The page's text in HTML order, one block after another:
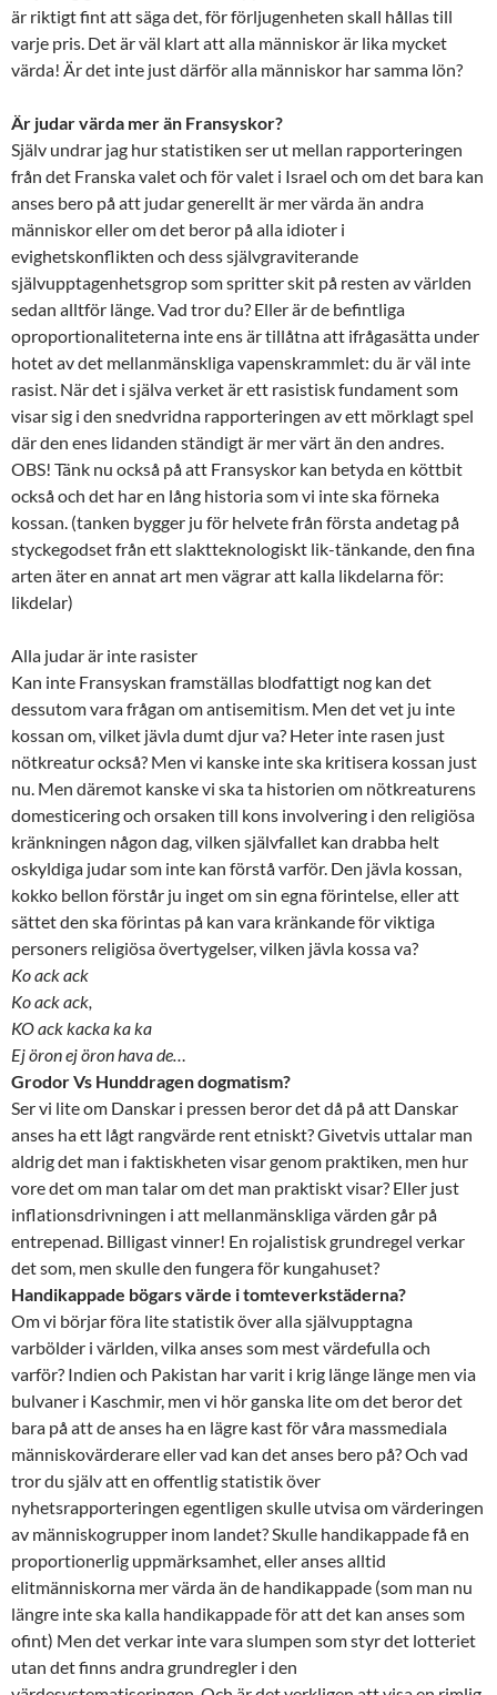
är riktigt fint att säga det, för förljugenheten skall hållas till
varje pris. Det är väl klart att alla människor är lika mycket
värda! Är det inte just därför alla människor har samma lön?
Är judar värda mer än Fransyskor?
Själv undrar jag hur statistiken ser ut mellan rapporteringen
från det Franska valet och för valet i Israel och om det bara kan
anses bero på att judar generellt är mer värda än andra
människor eller om det beror på alla idioter i
evighetskonflikten och dess självgraviterande
självupptagenhetsgrop som spritter skit på resten av världen
sedan alltför länge. Vad tror du? Eller är de befintliga
oproportionaliteterna inte ens är tillåtna att ifrågasätta under
hotet av det mellanmänskliga vapenskrammlet: du är väl inte
rasist. När det i själva verket är ett rasistisk fundament som
visar sig i den snedvridna rapporteringen av ett mörklagt spel
där den enes lidanden ständigt är mer värt än den andres.
OBS! Tänk nu också på att Fransyskor kan betyda en köttbit
också och det har en lång historia som vi inte ska förneka
kossan. (tanken bygger ju för helvete från första andetag på
styckegodset från ett slaktteknologiskt lik-tänkande, den fina
arten äter en annat art men vägrar att kalla likdelarna för:
likdelar)
Alla judar är inte rasister
Kan inte Fransyskan framställas blodfattigt nog kan det
dessutom vara frågan om antisemitism. Men det vet ju inte
kossan om, vilket jävla dumt djur va? Heter inte rasen just
nötkreatur också? Men vi kanske inte ska kritisera kossan just
nu. Men däremot kanske vi ska ta historien om nötkreaturens
domesticering och orsaken till kons involvering i den religiösa
kränkningen någon dag, vilken självfallet kan drabba helt
oskyldiga judar som inte kan förstå varför. Den jävla kossan,
kokko bellon förstår ju inget om sin egna förintelse, eller att
sättet den ska förintas på kan vara kränkande för viktiga
personers religiösa övertygelser, vilken jävla kossa va?
Ko ack ack
Ko ack ack,
KO ack kacka ka ka
Ej öron ej öron hava de…
Grodor Vs Hunddragen dogmatism?
Ser vi lite om Danskar i pressen beror det då på att Danskar
anses ha ett lågt rangvärde rent etniskt? Givetvis uttalar man
aldrig det man i faktiskheten visar genom praktiken, men hur
vore det om man talar om det man praktiskt visar? Eller just
inflationsdrivningen i att mellanmänskliga värden går på
entrepenad. Billigast vinner! En rojalistisk grundregel verkar
det som, men skulle den fungera för kungahuset?
Handikappade bögars värde i tomteverkstäderna?
Om vi börjar föra lite statistik över alla självupptagna
varbölder i världen, vilka anses som mest värdefulla och
varför? Indien och Pakistan har varit i krig länge länge men via
bulvaner i Kaschmir, men vi hör ganska lite om det beror det
bara på att de anses ha en lägre kast för våra massmediala
människovärderare eller vad kan det anses bero på? Och vad
tror du själv att en offentlig statistik över
nyhetsrapporteringen egentligen skulle utvisa om värderingen
av människogrupper inom landet? Skulle handikappade få en
proportionerlig uppmärksamhet, eller anses alltid
elitmänniskorna mer värda än de handikappade (som man nu
längre inte ska kalla handikappade för att det kan anses som
ofint) Men det verkar inte vara slumpen som styr det lotteriet
utan det finns andra grundregler i den